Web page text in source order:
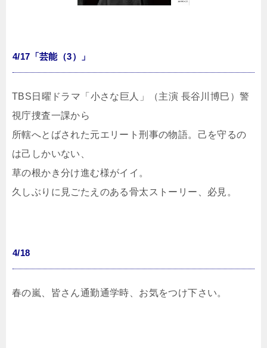
4/17「芸能（3）」
TBS日曜ドラマ「小さな巨人」（主演 長谷川博巳）警
視庁捜査一課から
所轄へとばされた元エリート刑事の物語。己を守るの
は己しかいない、
草の根かき分け進む様がイイ。
久しぶりに見ごたえのある骨太ストーリー、必見。
4/18
春の嵐、皆さん通勤通学時、お気をつけ下さい。